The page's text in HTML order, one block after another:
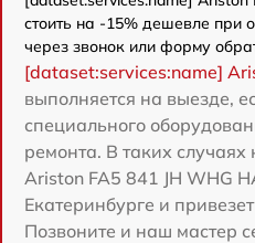
стоить на -15% дешевле при
через звонок или форму
[dataset:services:name]
выполняется на выезде,
специального
ремонта. В таких
Ariston FA5 841 JH WHG
Екатеринбурге и
Позвоните и наш мастер